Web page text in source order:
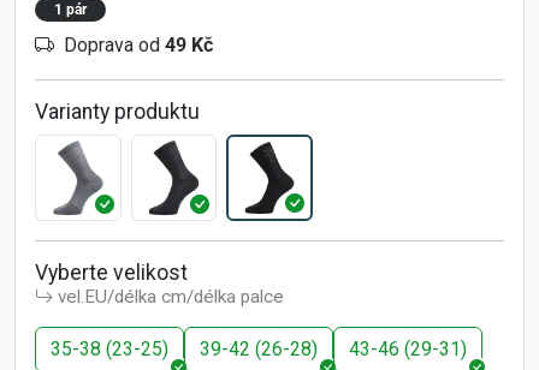
1 pár
Doprava od 49 Kč
Varianty produktu
Vyberte velikost
vel.EU/délka cm/délka palce
35-38 (23-25) 39-42 (26-28) 43-46 (29-31)